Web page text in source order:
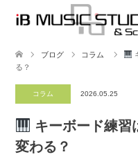
ブログ コラム
る？
コラム 2026.05.25
キーボード練習
変わる？